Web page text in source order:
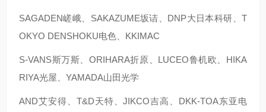
SAGADEN嵯峨、SAKAZUME坂诘、DNP大日本科研、T
OKYO DENSHOKU电色、KKIMAC
S-VANS斯万斯、ORIHARA折原、LUCEO鲁机欧、HIKA
RIYA光屋、YAMADA山田光学
AND艾安得、T&D天特、JIKCO吉高、DKK-TOA东亚电